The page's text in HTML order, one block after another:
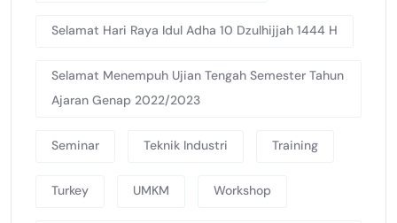
Selamat Hari Raya Idul Adha 10 Dzulhijjah 1444 H
Selamat Menempuh Ujian Tengah Semester Tahun
Ajaran Genap 2022/2023
Seminar Teknik Industri Training
Turkey UMKM Workshop